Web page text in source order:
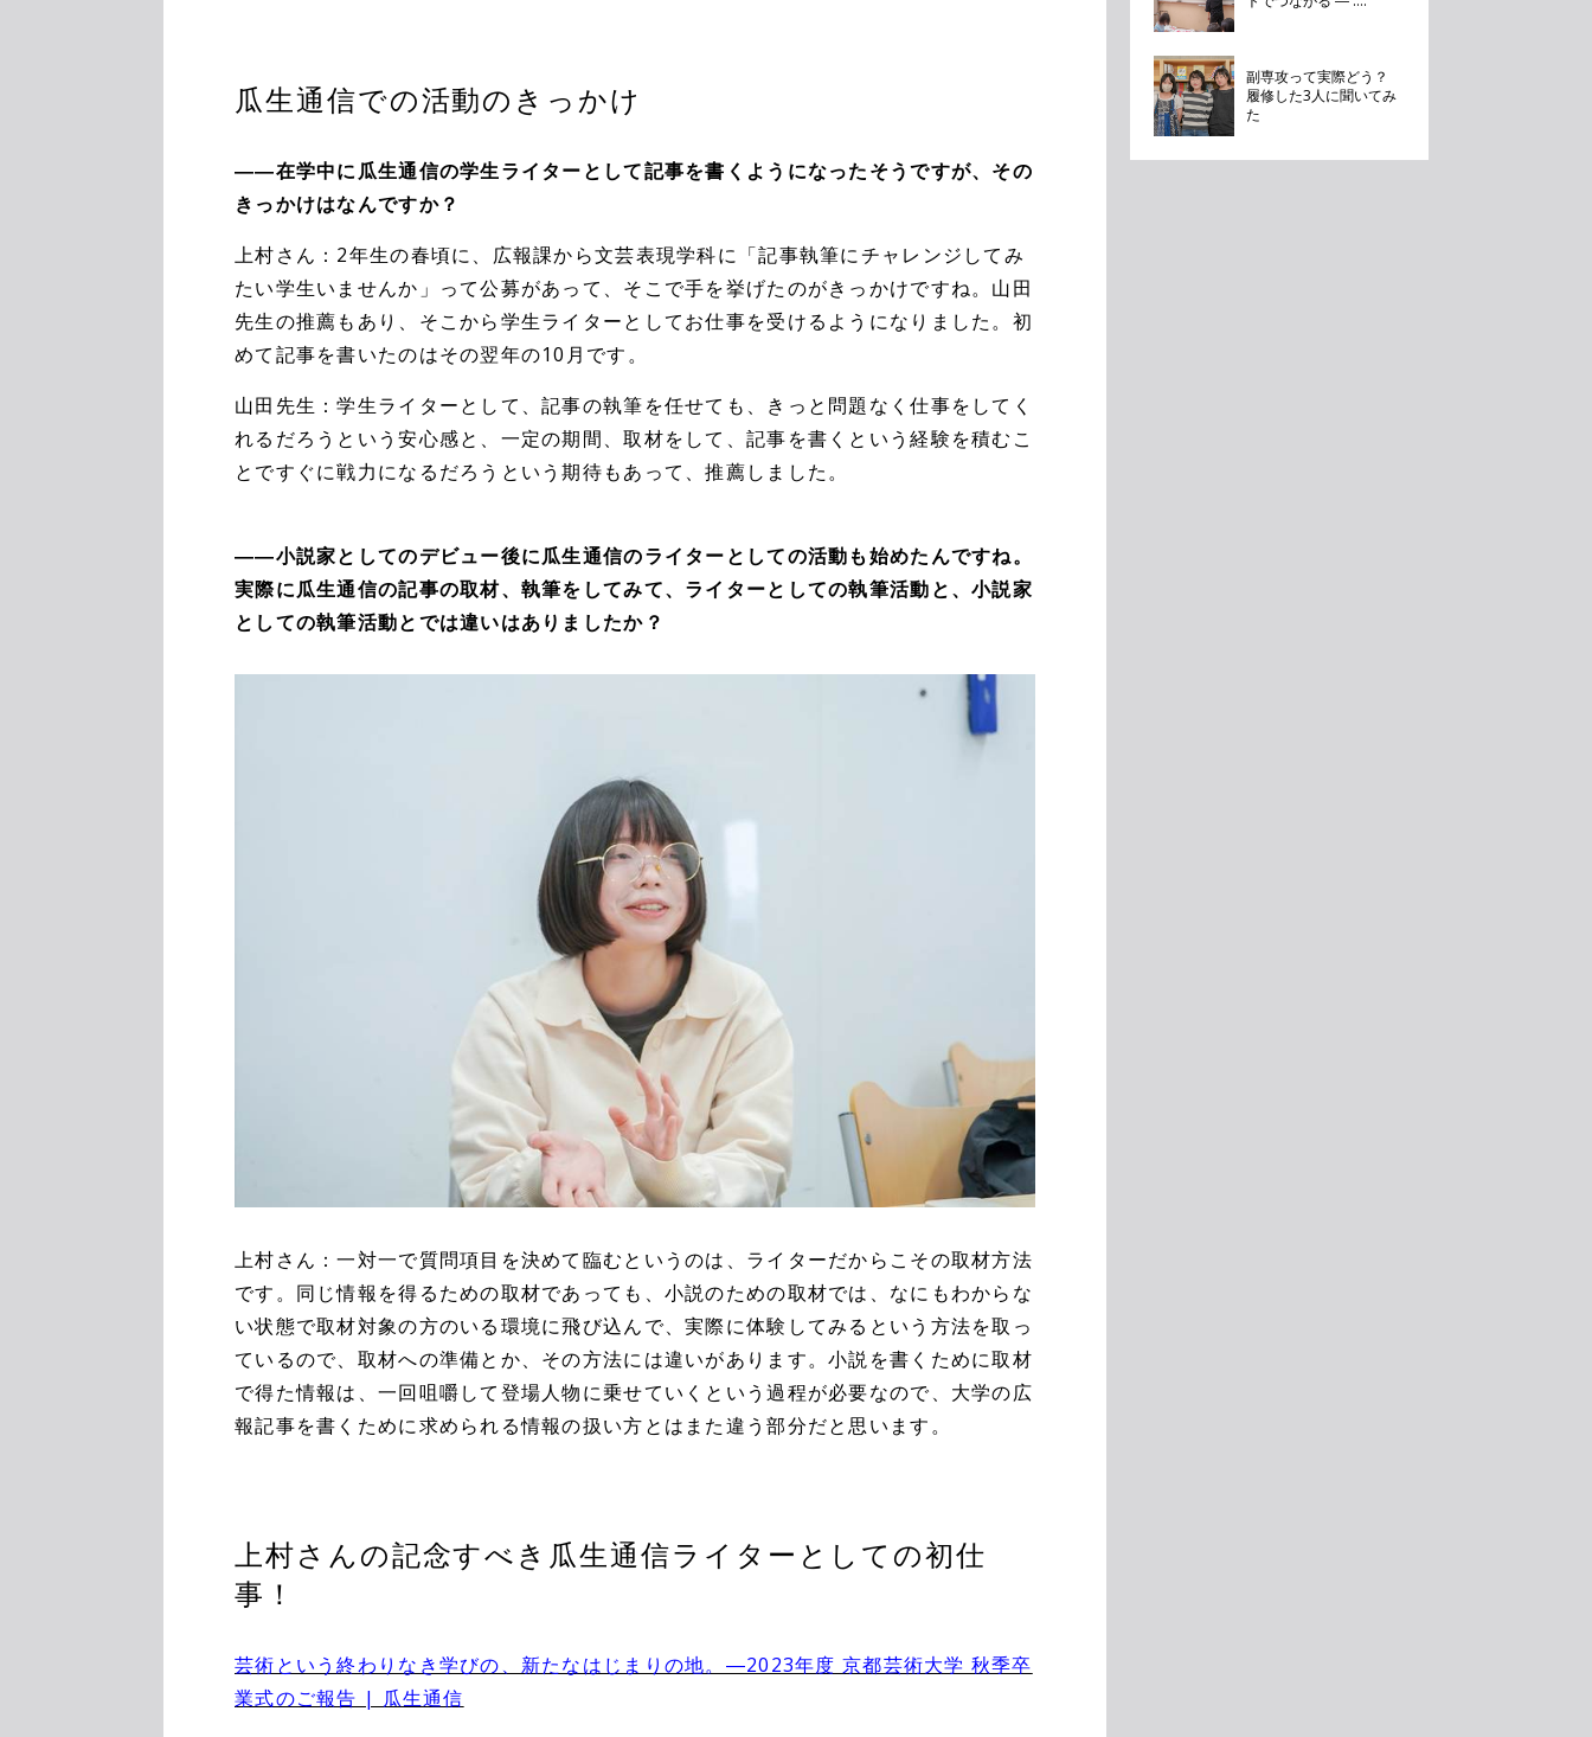
瓜生通信での活動のきっかけ
――在学中に瓜生通信の学生ライターとして記事を書くようになったそうですが、その
きっかけはなんですか？
上村さん：2年生の春頃に、広報課から文芸表現学科に「記事執筆にチャレンジしてみ
たい学生いませんか」って公募があって、そこで手を挙げたのがきっかけですね。山田
先生の推薦もあり、そこから学生ライターとしてお仕事を受けるようになりました。初
めて記事を書いたのはその翌年の10月です。
山田先生：学生ライターとして、記事の執筆を任せても、きっと問題なく仕事をしてく
れるだろうという安心感と、一定の期間、取材をして、記事を書くという経験を積むこ
とですぐに戦力になるだろうという期待もあって、推薦しました。
――小説家としてのデビュー後に瓜生通信のライターとしての活動も始めたんですね。
実際に瓜生通信の記事の取材、執筆をしてみて、ライターとしての執筆活動と、小説家
としての執筆活動とでは違いはありましたか？
上村さん：一対一で質問項目を決めて臨むというのは、ライターだからこその取材方法
です。同じ情報を得るための取材であっても、小説のための取材では、なにもわからな
い状態で取材対象の方のいる環境に飛び込んで、実際に体験してみるという方法を取っ
ているので、取材への準備とか、その方法には違いがあります。小説を書くために取材
で得た情報は、一回咀嚼して登場人物に乗せていくという過程が必要なので、大学の広
報記事を書くために求められる情報の扱い方とはまた違う部分だと思います。
上村さんの記念すべき瓜生通信ライターとしての初仕
事！
芸術という終わりなき学びの、新たなはじまりの地。―2023年度 京都芸術大学 秋季卒
業式のご報告 | 瓜生通信
副専攻って実際どう？
履修した3人に聞いてみ
た